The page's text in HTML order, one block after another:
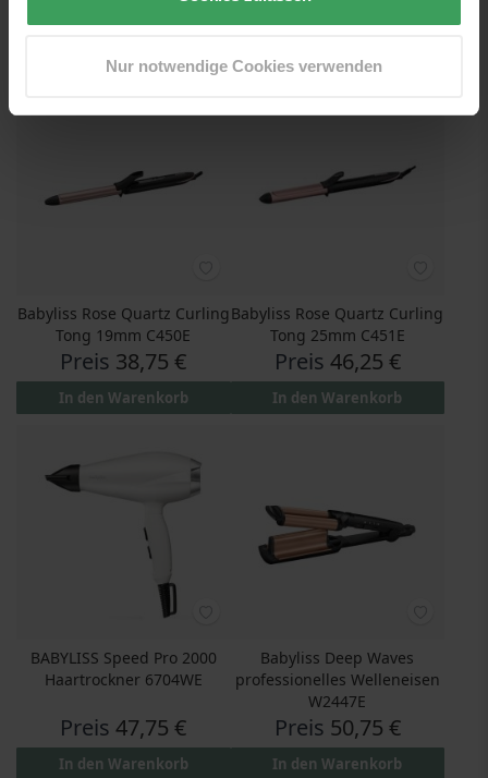
Nur notwendige Cookies verwenden
Babyliss Rose Quartz Curling
Tong 19mm C450E
Preis 38,75 €
In den Warenkorb
Babyliss Rose Quartz Curling
Tong 25mm C451E
Preis 46,25 €
In den Warenkorb
BABYLISS Speed Pro 2000
Haartrockner 6704WE
Preis 47,75 €
In den Warenkorb
Babyliss Deep Waves
professionelles Welleneisen
W2447E
Preis 50,75 €
In den Warenkorb